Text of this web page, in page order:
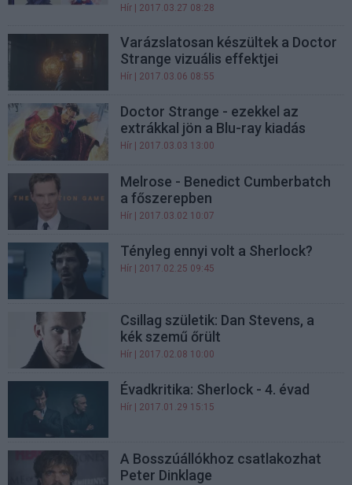
Hír | 2017.03.27 08:28
Varázslatosan készültek a Doctor
Strange vizuális effektjei
Hír | 2017.03.06 08:55
Doctor Strange - ezekkel az
extrákkal jön a Blu-ray kiadás
Hír | 2017.03.03 13:00
Melrose - Benedict Cumberbatch
a főszerepben
Hír | 2017.03.02 10:07
Tényleg ennyi volt a Sherlock?
Hír | 2017.02.25 09:45
Csillag születik: Dan Stevens, a
kék szemű őrült
Hír | 2017.02.08 10:00
Évadkritika: Sherlock - 4. évad
Hír | 2017.01.29 15:15
A Bosszúállókhoz csatlakozhat
Peter Dinklage